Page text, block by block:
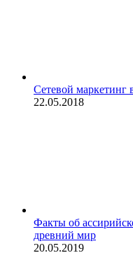
Сетевой маркетинг
22.05.2018
Факты об
древний мир
20.05.2019